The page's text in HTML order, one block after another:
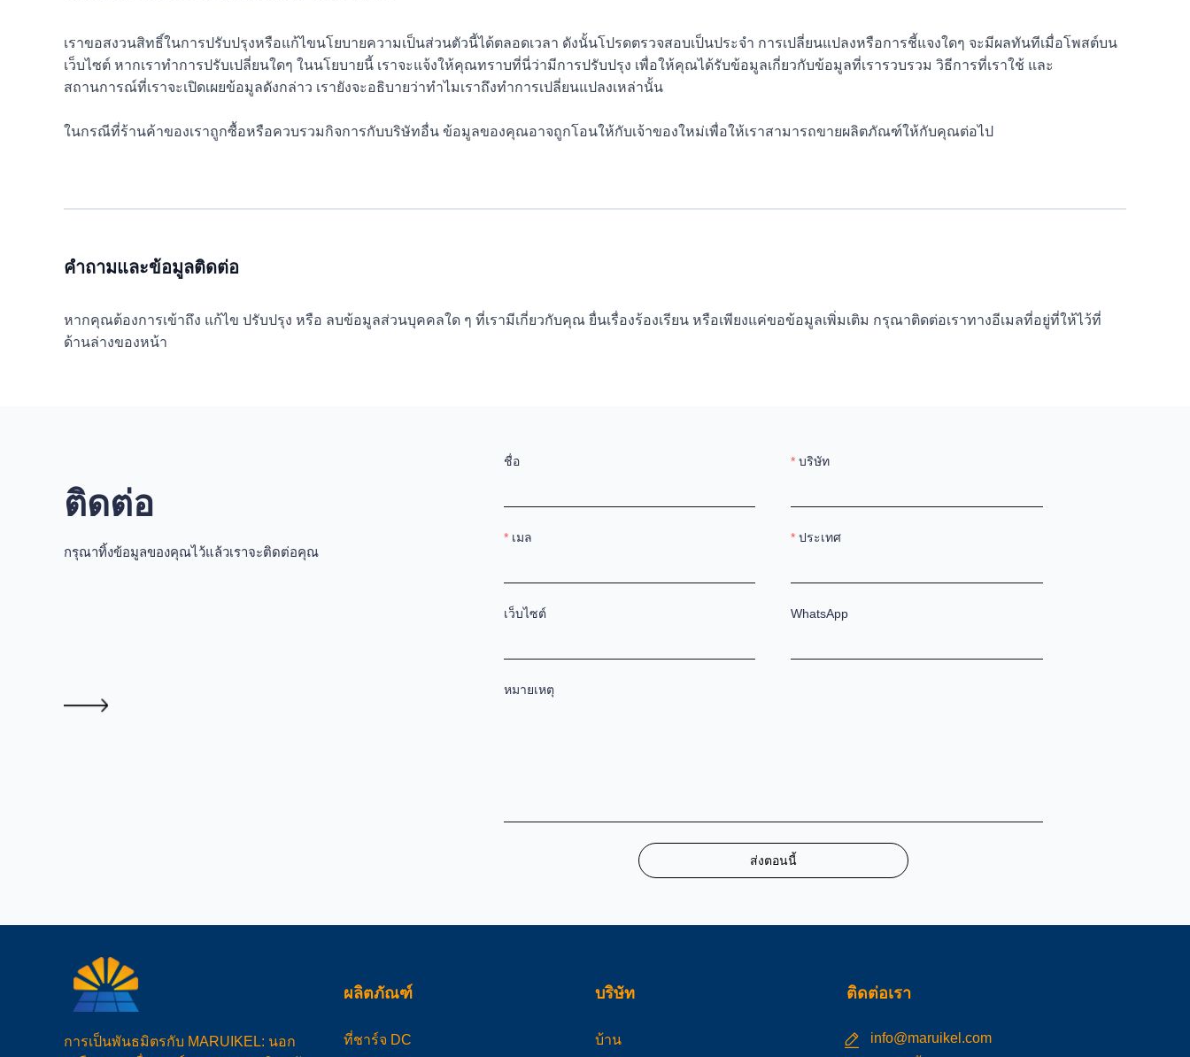
หากคุณต้องการเข้าถึง แก้ไข ปรับปรุง หรือ ลบข้อมูลส่วนบุคคลใด ๆ ที่เรามีเกี่ยวกับคุณ ยื่นเรื่องร้องเรียน หรือเพียงแค่ขอข้อมูลเพิ่มเติม กรุณาติดต่อเราทางอีเมลที่อยู่ที่ให้ไว้ที่
ด้านล่างของหน้า
คำถามและข้อมูลติดต่อ
เราขอสงวนสิทธิ์ในการปรับปรุงหรือแก้ไขนโยบายความเป็นส่วนตัวนี้ได้ตลอดเวลา ดังนั้นโปรดตรวจสอบเป็นประจำ การเปลี่ยนแปลงหรือการชี้แจงใดๆ จะมีผลทันทีเมื่อโพสต์บน
เว็บไซต์ หากเราทำการปรับเปลี่ยนใดๆ ในนโยบายนี้ เราจะแจ้งให้คุณทราบที่นี่ว่ามีการปรับปรุง เพื่อให้คุณได้รับข้อมูลเกี่ยวกับข้อมูลที่เรารวบรวม วิธีการที่เราใช้ และ
สถานการณ์ที่เราจะเปิดเผยข้อมูลดังกล่าว เรายังจะอธิบายว่าทำไมเราถึงทำการเปลี่ยนแปลงเหล่านั้น
ในกรณีที่ร้านค้าของเราถูกซื้อหรือควบรวมกิจการกับบริษัทอื่น ข้อมูลของคุณอาจถูกโอนให้กับเจ้าของใหม่เพื่อให้เราสามารถขายผลิตภัณฑ์ให้กับคุณต่อไป
ติดต่อ
ชื่อ บริษัท
เมล ประเทศ
เว็บไซต์ WhatsApp
หมายเหตุ
ส่งตอนนี้
กรุณาทิ้งข้อมูลของคุณไว้แล้วเราจะติดต่อคุณ
การเป็นพันธมิตรกับ MARUIKEL: นอก
ผลิตภัณฑ์ บริษัท ติดต่อเรา
ที่ชาร์จ DC บ้าน info@maruikel.com